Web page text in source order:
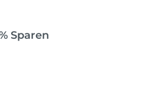
Sparen